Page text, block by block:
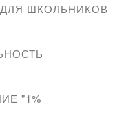
ШКОЛЬНИКОВ
"1%